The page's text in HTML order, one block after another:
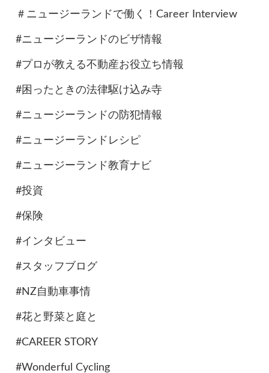
＃ニュージーランドで働く！Career Interview
#ニュージーランドのビザ情報
#プロが教える不動産お役立ち情報
#困ったときの法律駆け込み寺
#ニュージーランドの防犯情報
#ニュージーランドレシピ
#ニュージーランド教育ナビ
#投資
#保険
#インタビュー
#スタッフブログ
#NZ自動車事情
#花と野菜と庭と
#CAREER STORY
#Wonderful Cycling